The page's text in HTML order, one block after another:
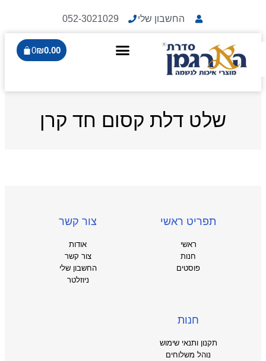
החשבון שלי 052-3021029
₪0.00
0
שלט דלת קסום חד קרן
תפריט ראשי
ראשי
חנות
פוסטים
צור קשר
אודות
צור קשר
החשבון שלי
ניוזלטר
חנות
תקנון ותנאי שימוש
נוהל משלוחים